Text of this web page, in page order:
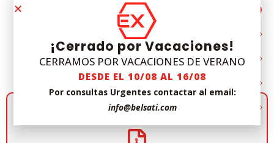
DOCUMENTA
CIÓN DEL
IS440.2
Ficha Técnica IS440.2
¡Cerrado por Vacaciones!
CERRAMOS POR VACACIONES DE VERANO
DESDE EL 10/08 AL 16/08
Por consultas Urgentes contactar al email:
info@belsati.com